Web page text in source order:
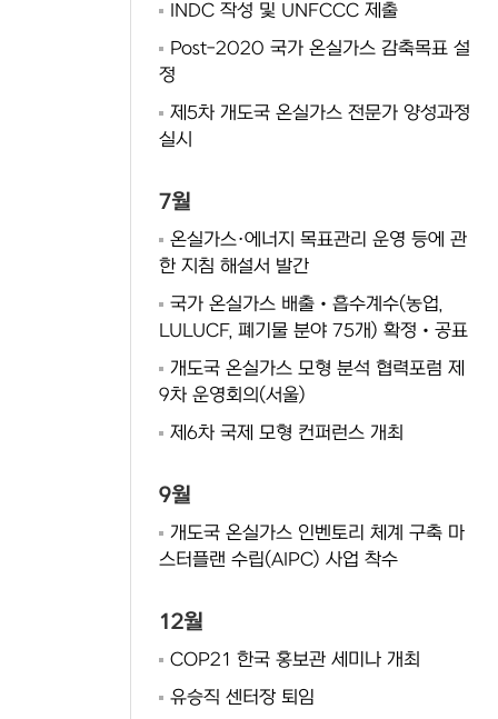
INDC 작성 및 UNFCCC 제출
Post-2020 국가 온실가스 감축목표 설
정
제5차 개도국 온실가스 전문가 양성과정
실시
7월
온실가스·에너지 목표관리 운영 등에 관
한 지침 해설서 발간
국가 온실가스 배출‧흡수계수(농업,
LULUCF, 폐기물 분야 75개) 확정‧공표
개도국 온실가스 모형 분석 협력포럼 제
9차 운영회의(서울)
제6차 국제 모형 컨퍼런스 개최
9월
개도국 온실가스 인벤토리 체계 구축 마
스터플랜 수립(AIPC) 사업 착수
12월
COP21 한국 홍보관 세미나 개최
유승직 센터장 퇴임